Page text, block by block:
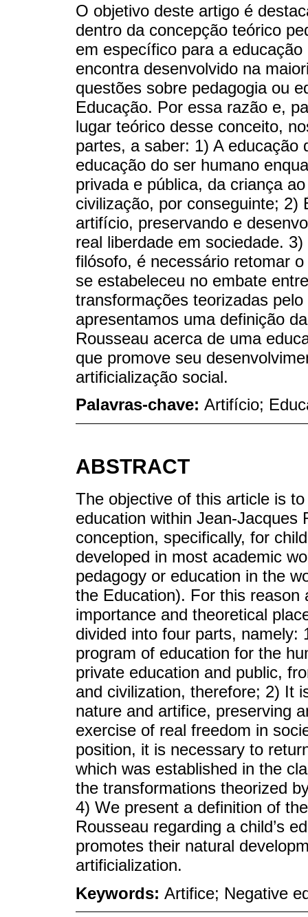
O objetivo deste artigo é
dentro da concepção teórico
em específico para a
encontra desenvolvido na
questões sobre pedagogia ou
Educação. Por essa razão e,
lugar teórico desse conceito,
partes, a saber: 1) A educação
educação do ser humano
privada e pública, da criança
civilização, por conseguinte; 2)
artifício, preservando e
real liberdade em sociedade.
filósofo, é necessário retomar
se estabeleceu no embate
transformações teorizadas
apresentamos uma definição
Rousseau acerca de uma
que promove seu
artificialização social.
Palavras-chave: Artifício;
ABSTRACT
The objective of this article is
education within Jean-Jacques
conception, specifically, for
developed in most academic
pedagogy or education in the
the Education). For this reason
importance and theoretical
divided into four parts, namely:
program of education for the
private education and public,
and civilization, therefore; 2) It
nature and artifice, preserving
exercise of real freedom in
position, it is necessary to
which was established in the
the transformations theorized
4) We present a definition of
Rousseau regarding a child’s
promotes their natural
artificialization.
Keywords: Artifice; Negative